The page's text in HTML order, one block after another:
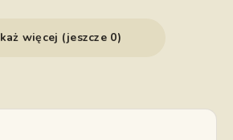
więcej (jeszcze 0)